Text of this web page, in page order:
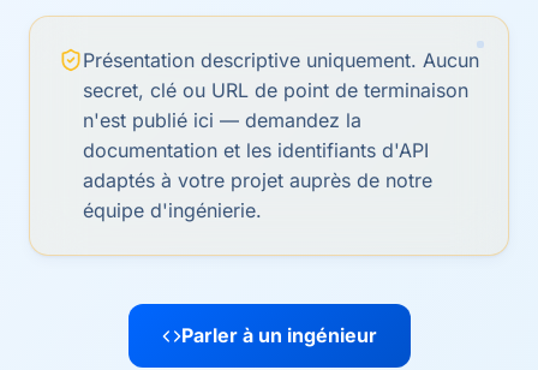
Présentation descriptive uniquement. Aucun
secret, clé ou URL de point de terminaison
n'est publié ici — demandez la
documentation et les identifiants d'API
adaptés à votre projet auprès de notre
équipe d'ingénierie.
Parler à un ingénieur